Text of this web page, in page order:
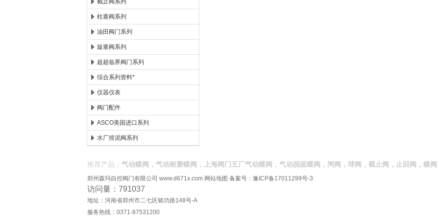
截止阀系列
柱塞阀系列
油田阀门系列
旋塞阀系列
超超临界阀门系列
综合系列资料*
仪器仪表
阀门配件
ASCO美国进口系列
水厂排泥阀系列
推荐产品： 气动蝶阀，气动耐磨蝶阀，上海阀门五厂气动蝶阀，气动脱硫蝶阀，闸阀，球阀，截止阀，止回阀，蝶阀
郑州森玛自控阀门有限公司 www.d671x.com 网站地图 备案号： 豫ICP备17011299号-3
访问量：791037
地址：河南省郑州市二七区铭功路148号-A
服务热线：0371-87531200